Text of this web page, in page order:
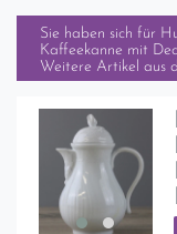
Sie haben sich für
Kaffeekanne mit
Weitere Artikel aus